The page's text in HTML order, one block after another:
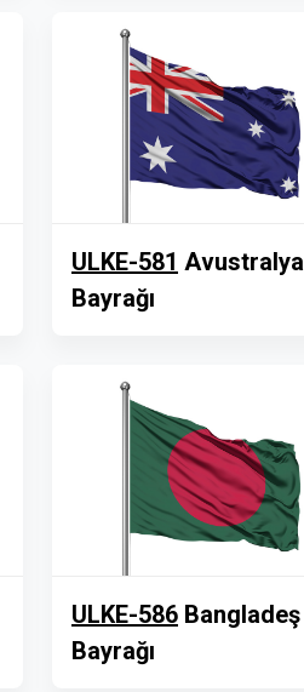
ULKE-581 Avustralya
Bayrağı
ULKE-586 Bangladeş
Bayrağı